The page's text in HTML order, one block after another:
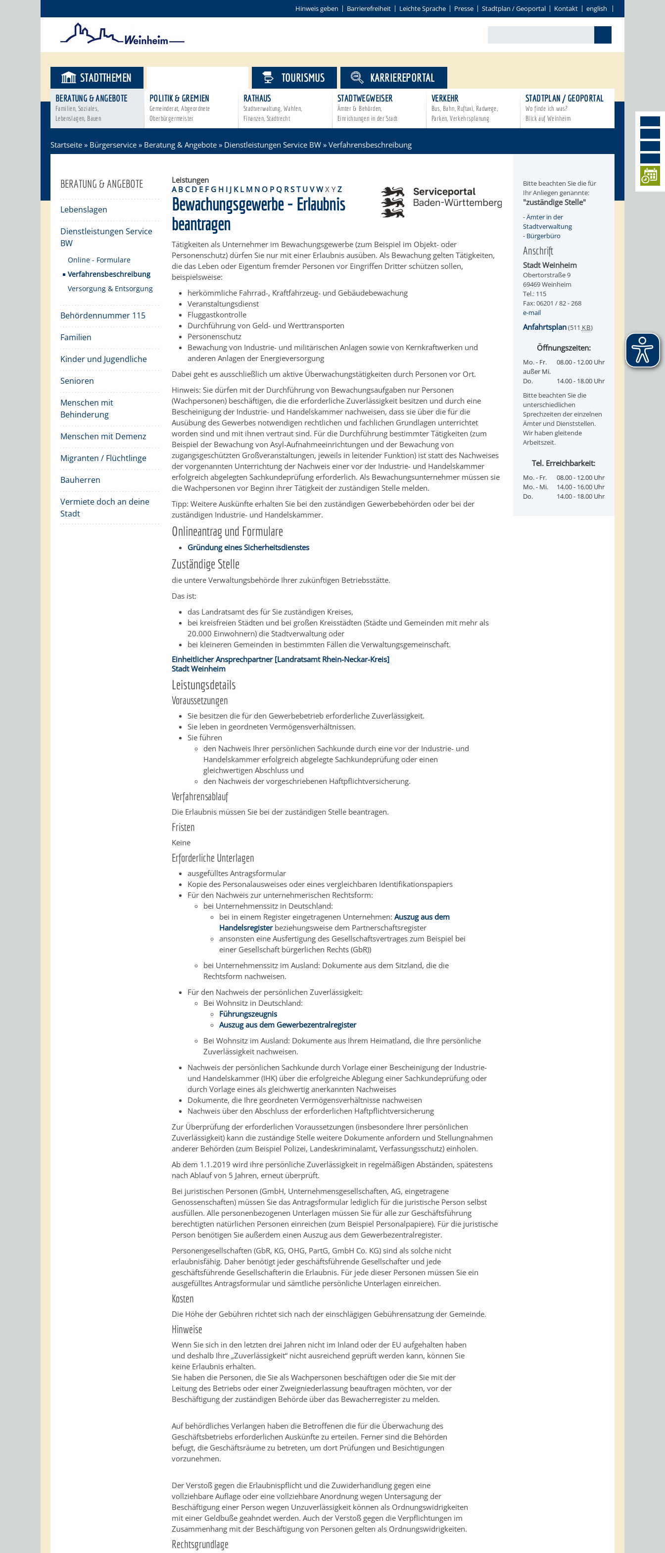
Hinweis geben Barrierefreiheit Leichte Sprache Presse Stadtplan / Geoportal Kontakt english
STADTTHEMEN
BERATUNG & ANGEBOTE
Familien, Soziales,
Lebenslagen, Bauen
POLITIK & GREMIEN
Gemeinderat, Abgeordnete
Oberbürgermeister
RATHAUS
Stadtverwaltung, Wahlen,
Finanzen, Stadtrecht
STADTWEGWEISER
Ämter & Behörden,
Einrichtungen in der Stadt
VERKEHR
Bus, Bahn, Ruftaxi, Radwege,
Parken, Verkehrsplanung
STADTPLAN / GEOPORTAL
Wo finde ich was?
Blick auf Weinheim
TOURISMUS KARRIEREPORTAL
Startseite » Bürgerservice » Beratung & Angebote » Dienstleistungen Service BW » Verfahrensbeschreibung
BERATUNG & ANGEBOTE
Lebenslagen
Dienstleistungen Service
BW
Online - Formulare
Verfahrensbeschreibung
Versorgung & Entsorgung
Behördennummer 115
Familien
Kinder und Jugendliche
Senioren
Menschen mit
Behinderung
Menschen mit Demenz
Migranten / Flüchtlinge
Bauherren
Vermiete doch an deine
Stadt
Leistungen
A B C D E F G H I J K L M N O P Q R S T U V W X Y Z
Bewachungsgewerbe - Erlaubnis
beantragen
Tätigkeiten als Unternehmer im Bewachungsgewerbe (zum Beispiel im Objekt- oder
Personenschutz) dürfen Sie nur mit einer Erlaubnis ausüben. Als Bewachung gelten Tätigkeiten,
die das Leben oder Eigentum fremder Personen vor Eingriffen Dritter schützen sollen,
beispielsweise:
herkömmliche Fahrrad-, Kraftfahrzeug- und Gebäudebewachung
Veranstaltungsdienst
Fluggastkontrolle
Durchführung von Geld- und Werttransporten
Personenschutz
Bewachung von Industrie- und militärischen Anlagen sowie von Kernkraftwerken und
anderen Anlagen der Energieversorgung
Dabei geht es ausschließlich um aktive Überwachungstätigkeiten durch Personen vor Ort.
Hinweis: Sie dürfen mit der Durchführung von Bewachungsaufgaben nur Personen
(Wachpersonen) beschäftigen, die die erforderliche Zuverlässigkeit besitzen und durch eine
Bescheinigung der Industrie- und Handelskammer nachweisen, dass sie über die für die
Ausübung des Gewerbes notwendigen rechtlichen und fachlichen Grundlagen unterrichtet
worden sind und mit ihnen vertraut sind. Für die Durchführung bestimmter Tätigkeiten (zum
Beispiel der Bewachung von Asyl-Aufnahmeeinrichtungen und der Bewachung von
zugangsgeschützten Großveranstaltungen, jeweils in leitender Funktion) ist statt des Nachweises
der vorgenannten Unterrichtung der Nachweis einer vor der Industrie- und Handelskammer
erfolgreich abgelegten Sachkundeprüfung erforderlich.Als Bewachungsunternehmer müssen sie
die Wachpersonen vor Beginn ihrer Tätigkeit der zuständigen Stelle melden.
Tipp: Weitere Auskünfte erhalten Sie bei den zuständigen Gewerbebehörden oder bei der
zuständigen Industrie- und Handelskammer.
Onlineantrag und Formulare
Gründung eines Sicherheitsdienstes
Zuständige Stelle
die untere Verwaltungsbehörde Ihrer zukünftigen Betriebsstätte.
Das ist:
das Landratsamt des für Sie zuständigen Kreises,
bei kreisfreien Städten und bei großen Kreisstädten (Städte und Gemeinden mit mehr als
20.000 Einwohnern) die Stadtverwaltung oder
bei kleineren Gemeinden in bestimmten Fällen die Verwaltungsgemeinschaft.
Einheitlicher Ansprechpartner [Landratsamt Rhein-Neckar-Kreis]
Stadt Weinheim
Leistungsdetails
Voraussetzungen
Sie besitzen die für den Gewerbebetrieb erforderliche Zuverlässigkeit.
Sie leben in geordneten Vermögensverhältnissen.
Sie führen
den Nachweis Ihrer persönlichen Sachkunde durch eine vor der Industrie- und
Handelskammer erfolgreich abgelegte Sachkundeprüfung oder einen
gleichwertigen Abschluss und
den Nachweis der vorgeschriebenen Haftpflichtversicherung.
Verfahrensablauf
Die Erlaubnis müssen Sie bei der zuständigen Stelle beantragen.
Fristen
Keine
Erforderliche Unterlagen
ausgefülltes Antragsformular
Kopie des Personalausweises oder eines vergleichbaren Identifikationspapiers
Für den Nachweis zur unternehmerischen Rechtsform:
bei Unternehmenssitz in Deutschland:
bei in einem Register eingetragenen Unternehmen:Auszug aus dem
Handelsregisterbeziehungsweise dem Partnerschaftsregister
ansonsten eine Ausfertigung des Gesellschaftsvertrages zum Beispiel bei
einer Gesellschaft bürgerlichen Rechts (GbR))
bei Unternehmenssitz im Ausland: Dokumente aus dem Sitzland, die die
Rechtsform nachweisen.
Für den Nachweis der persönlichen Zuverlässigkeit:
Bei Wohnsitz in Deutschland:
Führungszeugnis
Auszug aus dem Gewerbezentralregister
Bei Wohnsitz im Ausland: Dokumente aus Ihrem Heimatland, die Ihre persönliche
Zuverlässigkeit nachweisen.
Nachweis der persönlichen Sachkunde durch Vorlage einer Bescheinigung der Industrie-
und Handelskammer (IHK) über die erfolgreiche Ablegung einer Sachkundeprüfung oder
durch Vorlage eines als gleichwertig anerkannten Nachweises
Dokumente, die Ihre geordneten Vermögensverhältnisse nachweisen
Nachweis über den Abschluss der erforderlichen Haftpflichtversicherung
Zur Überprüfung der erforderlichen Voraussetzungen (insbesondere Ihrer persönlichen
Zuverlässigkeit) kann die zuständige Stelle weitere Dokumente anfordern und Stellungnahmen
anderer Behörden (zum Beispiel Polizei, Landeskriminalamt, Verfassungsschutz) einholen.
Ab dem 1.1.2019 wird ihre persönliche Zuverlässigkeit in regelmäßigen Abständen, spätestens
nach Ablauf von 5 Jahren, erneut überprüft.
Bei juristischen Personen (GmbH, Unternehmensgesellschaften, AG, eingetragene
Genossenschaften) müssen Sie das Antragsformular lediglich für die juristische Person selbst
ausfüllen. Alle personenbezogenen Unterlagen müssen Sie für alle zur Geschäftsführung
berechtigten natürlichen Personen einreichen (zum Beispiel Personalpapiere). Für die juristische
Person benötigen Sie außerdem einen Auszug aus dem Gewerbezentralregister.
Personengesellschaften (GbR, KG, OHG, PartG, GmbH Co. KG) sind als solche nicht
erlaubnisfähig. Daher benötigt jeder geschäftsführende Gesellschafter und jede
geschäftsführende Gesellschafterin die Erlaubnis. Für jede dieser Personen müssen Sie ein
ausgefülltes Antragsformular und sämtliche persönliche Unterlagen einreichen.
Kosten
Die Höhe der Gebühren richtet sich nach der einschlägigen Gebührensatzung der Gemeinde.
Hinweise
Wenn Sie sich in den letzten drei Jahren nicht im Inland oder der EU aufgehalten haben
und deshalb Ihre „Zuverlässigkeit“ nicht ausreichend geprüft werden kann, können Sie
keine Erlaubnis erhalten.
Sie haben die Personen, die Sie als Wachpersonen beschäftigen oder die Sie mit der
Leitung des Betriebs oder einer Zweigniederlassung beauftragen möchten, vor der
Beschäftigung der zuständigen Behörde über das Bewacherregister zu melden.
Auf behördliches Verlangen haben die Betroffenen die für die Überwachung des
Geschäftsbetriebs erforderlichen Auskünfte zu erteilen. Ferner sind die Behörden
befugt, die Geschäftsräume zu betreten, um dort Prüfungen und Besichtigungen
vorzunehmen.
Der Verstoß gegen die Erlaubnispflicht und die Zuwiderhandlung gegen eine
vollziehbare Auflage oder eine vollziehbare Anordnung wegen Untersagung der
Beschäftigung einer Person wegen Unzuverlässigkeit können als Ordnungswidrigkeiten
mit einer Geldbuße geahndet werden. Auch der Verstoß gegen die Verpflichtungen im
Zusammenhang mit der Beschäftigung von Personen gelten als Ordnungswidrigkeiten.
Rechtsgrundlage
Bitte beachten Sie die für
Ihr Anliegen genannte:
"zuständige Stelle"
-Ämter in der
Stadtverwaltung
- Bürgerbüro
Anschrift
Stadt Weinheim
Obertorstraße 9
69469 Weinheim
Tel.: 115
Fax: 06201 / 82 - 268
e-mail
Anfahrtsplan(511 KB)
Öffnungszeiten:
Mo. - Fr.
außer Mi.
08.00 - 12.00 Uhr
Do.
14.00 - 18.00 Uhr
Bitte beachten Sie die
unterschiedlichen
Sprechzeiten der einzelnen
Ämter und Dienststellen.
Wir haben gleitende
Arbeitszeit.
Tel. Erreichbarkeit:
Mo. - Fr.
08.00 - 12.00 Uhr
Mo. - Mi.
14.00 - 16.00 Uhr
Do.
14.00 - 18.00 Uhr